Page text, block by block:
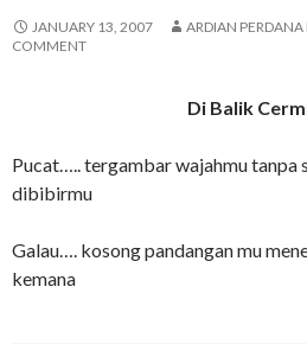
JANUARY 13, 2007 ARDIAN PERDANA
COMMENT
Di Balik
Pucat….. tergambar wajahmu tanpa
dibibirmu
Galau…. kosong pandangan mu
kemana